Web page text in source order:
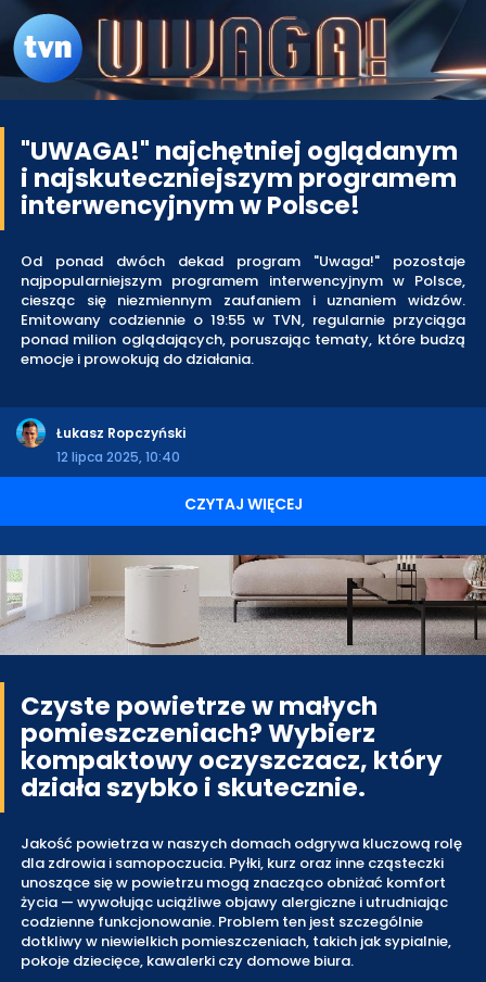
"UWAGA!" najchętniej oglądanym
i najskuteczniejszym programem
interwencyjnym w Polsce!
Od ponad dwóch dekad program "Uwaga!" pozostaje
najpopularniejszym programem interwencyjnym w Polsce,
ciesząc się niezmiennym zaufaniem i uznaniem widzów.
Emitowany codziennie o 19:55 w TVN, regularnie przyciąga
ponad milion oglądających, poruszając tematy, które budzą
emocje i prowokują do działania.
Łukasz Ropczyński
12 lipca 2025, 10:40
CZYTAJ WIĘCEJ
Czyste powietrze w małych
pomieszczeniach? Wybierz
kompaktowy oczyszczacz, który
działa szybko i skutecznie.
Jakość powietrza w naszych domach odgrywa kluczową rolę
dla zdrowia i samopoczucia. Pyłki, kurz oraz inne cząsteczki
unoszące się w powietrzu mogą znacząco obniżać komfort
życia — wywołując uciążliwe objawy alergiczne i utrudniając
codzienne funkcjonowanie. Problem ten jest szczególnie
dotkliwy w niewielkich pomieszczeniach, takich jak sypialnie,
pokoje dziecięce, kawalerki czy domowe biura.